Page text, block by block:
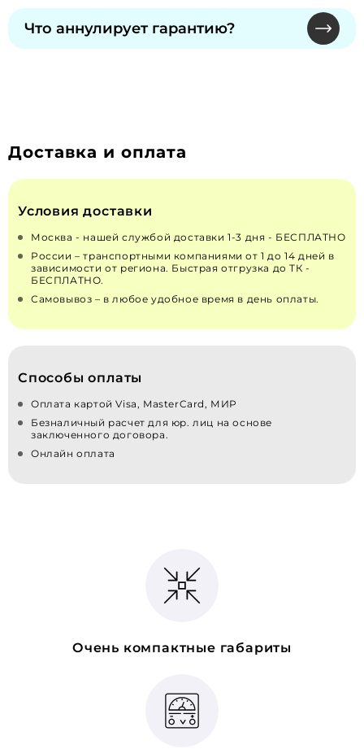
сохраняется при официальном ТО.
невозможны по законодательству РФ "О
ЗАЩИТЕ ПРАВ ПОТРЕБИТЕЛЕЙ" от 07.02.1992 N
Что аннулирует гарантию?
Доставка и оплата
Условия доставки
Москва - нашей службой доставки 1-3 дня - БЕСПЛАТНО
России – транспортными компаниями от 1 до 14 дней в
зависимости от региона. Быстрая отгрузка до ТК -
БЕСПЛАТНО.
Самовывоз – в любое удобное время в день оплаты.
Способы оплаты
Оплата картой Visa, MasterCard, МИР
Безналичный расчет для юр. лиц на основе
заключенного договора.
Онлайн оплата
Очень компактные габариты